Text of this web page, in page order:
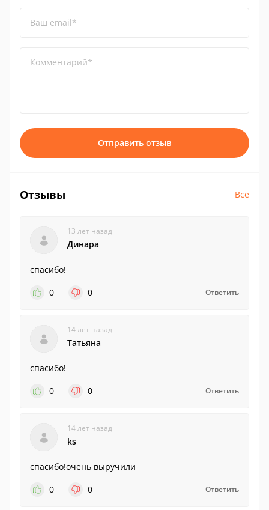
Ваш email*
Комментарий*
Отправить отзыв
Отзывы Все
13 лет назад
Динара
спасибо!
0
0 Ответить
14 лет назад
Татьяна
спасибо!
0
0 Ответить
14 лет назад
ks
спасибо!очень выручили
0
0 Ответить